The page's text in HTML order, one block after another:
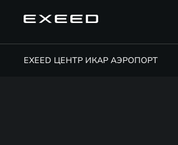
EXEED ЦЕНТР ИКАР АЭРОПОРТ